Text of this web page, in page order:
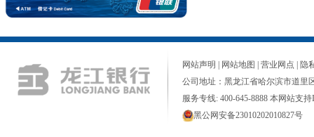
网站声明 | 网站地图 | 营业网点 | 隐
公司地址：黑龙江省哈尔滨市道里
服务专线: 400-645-8888 本网站支持
黑公网安备23010202010827号